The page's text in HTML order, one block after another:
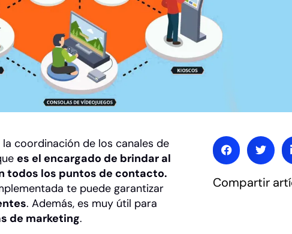
coordinación de los canales de
es el encargado de brindar al
todos los puntos de contacto.
te puede garantizar
. Además, es muy útil para
de marketing.
Compartir